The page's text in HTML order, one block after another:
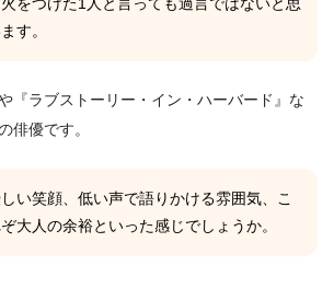
をつけた1人と言っても過言ではないと思
す。
『ラブストーリー・イン・ハーバード』な
俳優です。
い笑顔、低い声で語りかける雰囲気、こ
大人の余裕といった感じでしょうか。